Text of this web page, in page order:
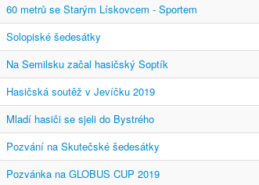
60 metrů se Starým Lískovcem - Sportem
Solopiské šedesátky
Na Semilsku začal hasičský Soptík
Hasičská soutěž v Jevíčku 2019
Mladí hasiči se sjeli do Bystrého
Pozvání na Skutečské šedesátky
Pozvánka na GLOBUS CUP 2019